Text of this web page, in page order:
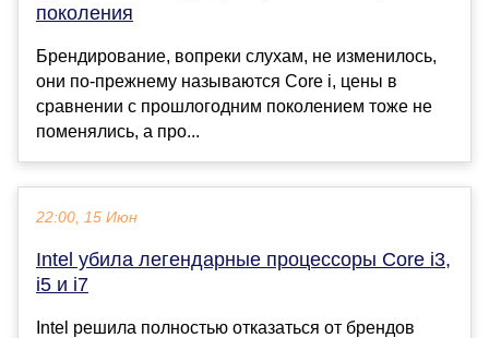
поколения
Брендирование, вопреки слухам, не изменилось,
они по-прежнему называются Core i, цены в
сравнении с прошлогодним поколением тоже не
поменялись, а про...
22:00, 15 Июн
Intel убила легендарные процессоры Core i3,
i5 и i7
Intel решила полностью отказаться от брендов